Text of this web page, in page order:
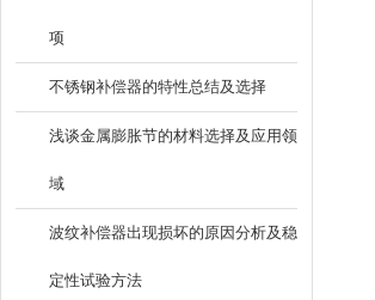
项
不锈钢补偿器的特性总结及选择
浅谈金属膨胀节的材料选择及应用领
域
波纹补偿器出现损坏的原因分析及稳
定性试验方法